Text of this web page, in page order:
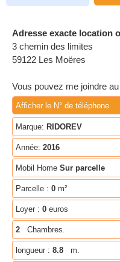
Adresse exacte location
3 chemin des limites
59122 Les Moëres
Vous pouvez me joindre au
Afficher le N° de téléphone
Marque: RIDOREV
Année: 2016
Mobil Home Sur parcelle
Parcelle : 0 m²
Loyer : 0 euros
2 Chambres.
longueur : 8.8 m.